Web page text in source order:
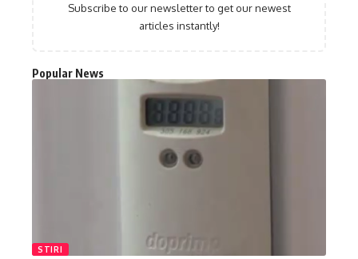
Subscribe to our newsletter to get our newest
articles instantly!
Popular News
STIRI